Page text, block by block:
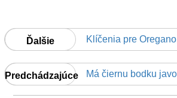
Ďalšie Klíčenia pre Oregano
Predchádzajúce